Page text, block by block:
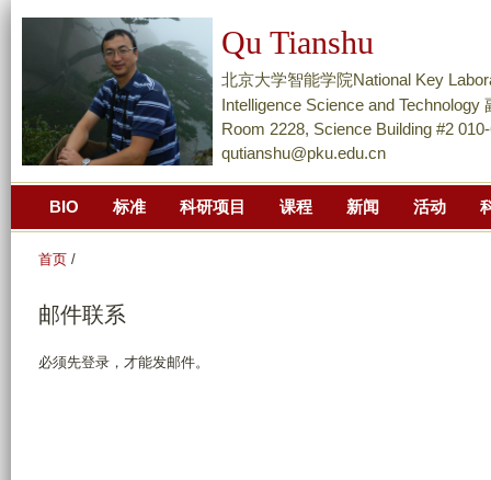
到
页
面
主
Qu Tianshu
北京大学智能学院National Key
Intelligence Science and Technology
Room 2228, Science Building #2
qutianshu@pku.edu.cn
BIO 标准 科研项目 课程 新闻 活动
首页 /
邮件联系
必须先登录，才能发邮件。